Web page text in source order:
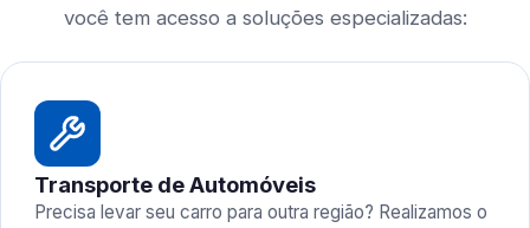
você tem acesso a soluções especializadas:
Transporte de Automóveis
Precisa levar seu carro para outra região? Realizamos o